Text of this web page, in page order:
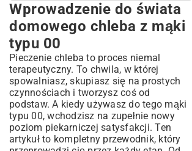
Wprowadzenie do świata domowego
chleba z mąki typu 00
Dlaczego warto piec chleb w domu?
Co sprawia, że mąka typu 00 jest idealna
do chleba?
Niezbędne składniki do perfekcyjnego
chleba
Wybór najlepszej mąki typu 00 do
pieczenia
Drożdże świeże czy suszone – co
wybrać do chleba?
Wprowadzenie do świata
domowego chleba z mąki
typu 00
Pieczenie chleba to proces niemal
terapeutyczny. To chwila, w której
spowalniasz, skupiasz się na prostych
czynnościach i tworzysz coś od
podstaw. A kiedy używasz do tego mąki
typu 00, wchodzisz na zupełnie nowy
poziom piekarniczej satysfakcji. Ten
artykuł to kompletny przewodnik, który